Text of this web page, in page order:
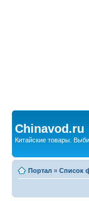
Chinavod.ru
Китайские товары.
Портал » Список